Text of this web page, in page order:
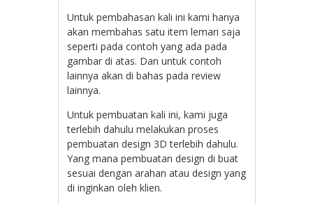
Untuk pembahasan kali ini kami hanya
akan membahas satu item lemari saja
seperti pada contoh yang ada pada
gambar di atas. Dan untuk contoh
lainnya akan di bahas pada review
lainnya.
Untuk pembuatan kali ini, kami juga
terlebih dahulu melakukan proses
pembuatan design 3D terlebih dahulu.
Yang mana pembuatan design di buat
sesuai dengan arahan atau design yang
di inginkan oleh klien.